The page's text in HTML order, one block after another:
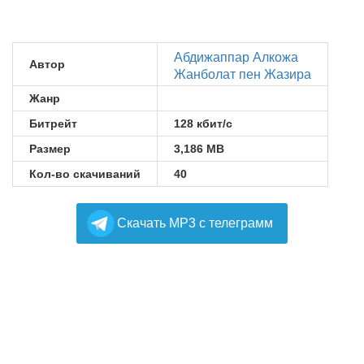
Автор
Абдижаппар Алкожа
Жанболат пен Жазира
Жанр
Битрейт
128 кбит/с
Размер
3,186 MB
Кол-во скачиваний
40
Cкачать MP3 с телеграмм